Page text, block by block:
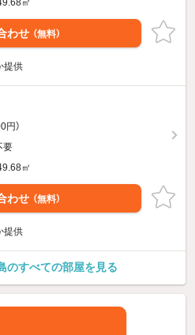
わせ （無料）
提供
円）
要
㎡
わせ （無料）
提供
のすべての部屋を見る